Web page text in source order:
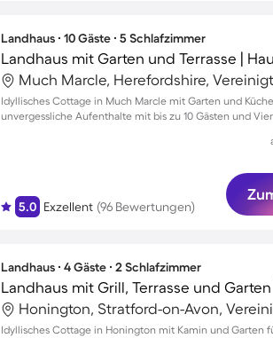
Landhaus ∙ 10 Gäste ∙ 5 Schlafzimmer
Idyllisches Cottage in Much Marcle mit Garten und
unvergessliche Aufenthalte mit bis zu 10 Gästen und
5.0 Exzellent (96 Bewertungen)
Landhaus ∙ 4 Gäste ∙ 2 Schlafzimmer
Landhaus mit Grill, Terrasse und
Idyllisches Cottage in Honington mit Kamin und Garten